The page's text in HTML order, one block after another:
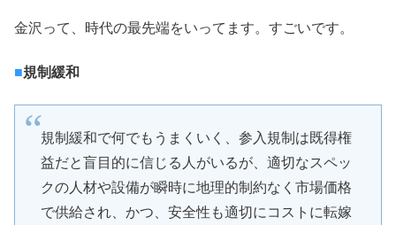
金沢って、時代の最先端をいってます。すごいです。
■規制緩和
規制緩和で何でもうまくいく、参入規制は既得権
益だと盲目的に信じる人がいるが、適切なスペッ
クの人材や設備が瞬時に地理的制約なく市場価格
で供給され、かつ、安全性も適切にコストに転嫁